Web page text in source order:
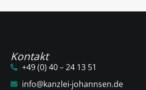
Kontakt
+49 (0) 40 – 24 13 51
info@kanzlei-johannsen.de